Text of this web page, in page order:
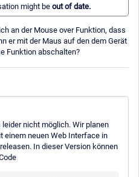
might be out of date.
an der Mouse over Funktion, dass
er mit der Maus auf den dem Gerät
Funktion abschalten?
nicht möglich. Wir planen
einem neuen Web Interface in
In dieser Version können